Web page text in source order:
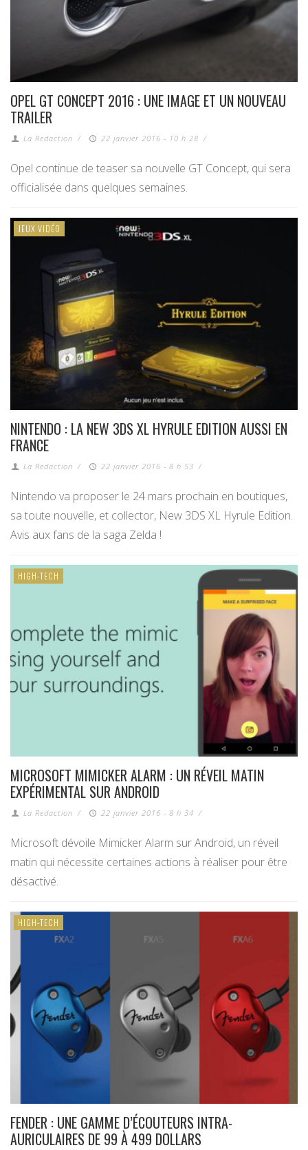
OPEL GT CONCEPT 2016 : UNE IMAGE ET UN NOUVEAU
TRAILER
La Redaction / 22 janvier 2016 - 10 h 28 /
Opel continue de teaser sa nouvelle GT Concept, qui sera
officialisée dans quelques semaines.
JEUX VIDÉO
NINTENDO : LA NEW 3DS XL HYRULE EDITION AUSSI EN
FRANCE
La Redaction / 22 janvier 2016 - 8 h 53 /
Nintendo va proposer le 24 mars prochain en boutiques,
sa toute nouvelle, et collector, New 3DS XL Hyrule Edition.
Avis aux fans de la saga Zelda !
HIGH-TECH
MICROSOFT MIMICKER ALARM : UN RÉVEIL MATIN
EXPÉRIMENTAL SUR ANDROID
La Redaction / 22 janvier 2016 - 8 h 34 /
Microsoft dévoile Mimicker Alarm sur Android, un réveil
matin qui nécessite certaines actions à réaliser pour être
désactivé.
HIGH-TECH
FENDER : UNE GAMME D’ÉCOUTEURS INTRA-
AURICULAIRES DE 99 À 499 DOLLARS